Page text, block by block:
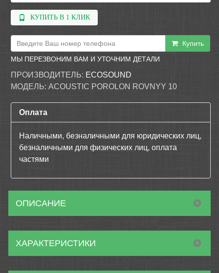
КУПИТЬ В 1 КЛИК
Купить
МЫ ПЕРЕЗВОНИМ ВАМ И УТОЧНИМ ДЕТАЛИ
ПРОИЗВОДИТЕЛЬ: ECOSOUND
МОДЕЛЬ: ACOUSTIC POROLON ROVNYY 10
Оплата
Наличными, безналичными для юридических лиц,
безналичными для физических лиц, оплата
частями
ОПИСАНИЕ
ХАРАКТЕРИСТИКИ